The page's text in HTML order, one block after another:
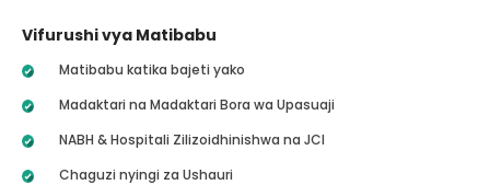
Vifurushi vya Matibabu
Matibabu katika bajeti yako
Madaktari na Madaktari Bora wa Upasuaji
NABH & Hospitali Zilizoidhinishwa na JCI
Chaguzi nyingi za Ushauri